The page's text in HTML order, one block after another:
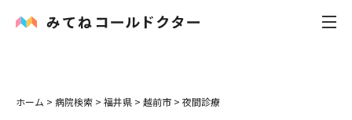
内科
ホーム > 病院検索 > 福井県 > 越前市 > 夜間診療